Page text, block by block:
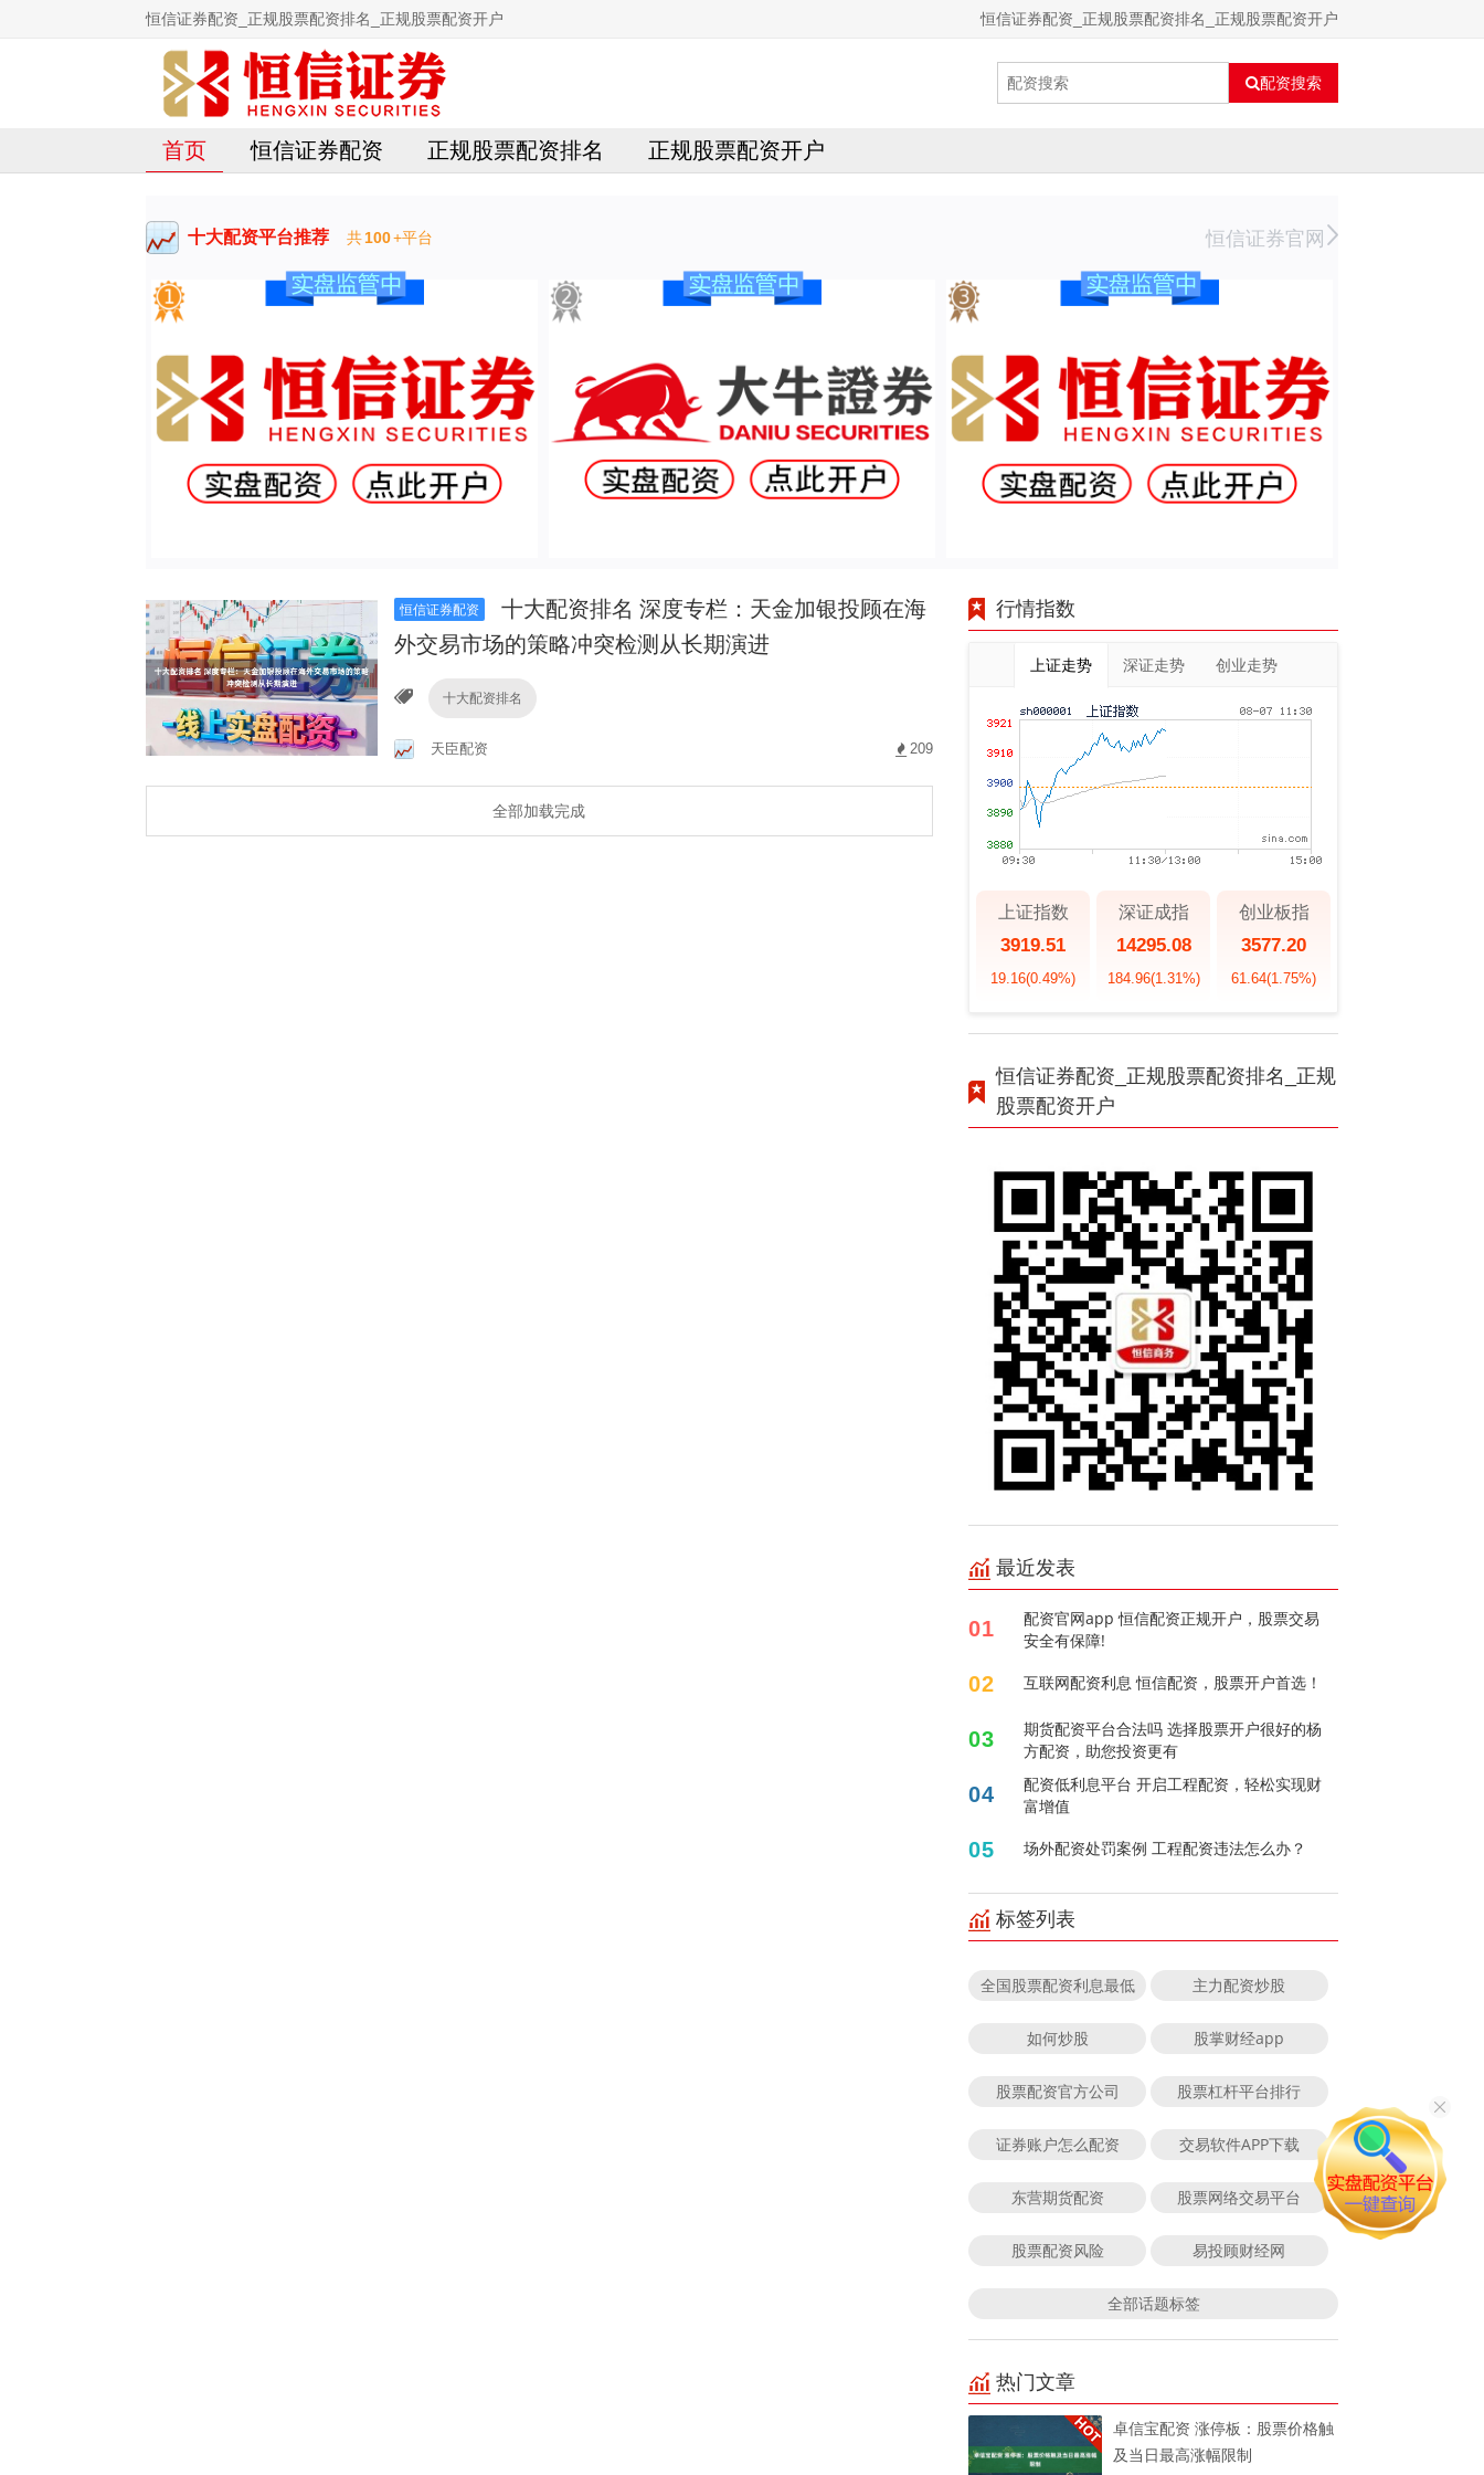
恒信证券配资_正规股票配资排名_正规股票配资开户 恒信证券配资_正规股票配资排名_正规股票配资开户
配资搜索
首页 恒信证券配资 正规股票配资排名 正规股票配资开户
十大配资平台推荐 共100+平台 恒信证券官网
恒信证券配资
十大配资排名 深度专栏：天金加银投顾在海
外交易市场的策略冲突检测从长期演进
十大配资排名
天臣配资 209
全部加载完成
行情指数
上证走势 深证走势 创业走势
上证指数
3919.51
19.16(0.49%)
深证成指
14295.08
184.96(1.31%)
创业板指
3577.20
61.64(1.75%)
恒信证券配资_正规股票配资排名_正规
股票配资开户
最近发表
01
配资官网app 恒信配资正规开户，股票交易
安全有保障!
02 互联网配资利息 恒信配资，股票开户首选！
03
期货配资平台合法吗 选择股票开户很好的杨
方配资，助您投资更有
04
配资低利息平台 开启工程配资，轻松实现财
富增值
05 场外配资处罚案例 工程配资违法怎么办？
标签列表
全国股票配资利息最低 主力配资炒股
如何炒股 股掌财经app
股票配资官方公司 股票杠杆平台排行
证券账户怎么配资 交易软件APP下载
东营期货配资 股票网络交易平台
股票配资风险 易投顾财经网
全部话题标签
热门文章
卓信宝配资 涨停板：股票价格触
及当日最高涨幅限制